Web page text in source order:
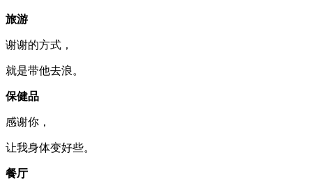
旅游
谢谢的方式，
就是带他去浪。
保健品
感谢你，
让我身体变好些。
餐厅